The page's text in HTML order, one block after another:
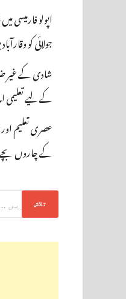
جولائی کو
کے لیے تعلیمی
عصری تعلیم
کے چاروں